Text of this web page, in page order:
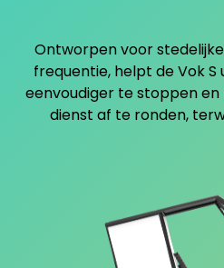
Ontworpen voor
frequentie, helpt de Vok
eenvoudiger te stoppen
dienst af te ronden,